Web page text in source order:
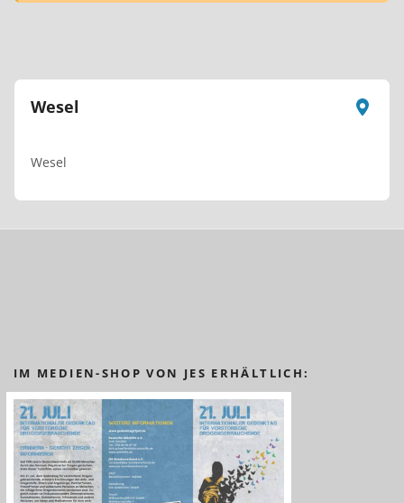
Wesel
Wesel
IM MEDIEN-SHOP VON JES ERHÄLTLICH: